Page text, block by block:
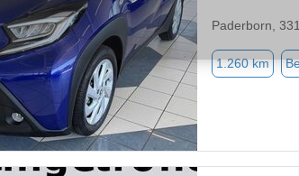
Paderborn,
1.260 km